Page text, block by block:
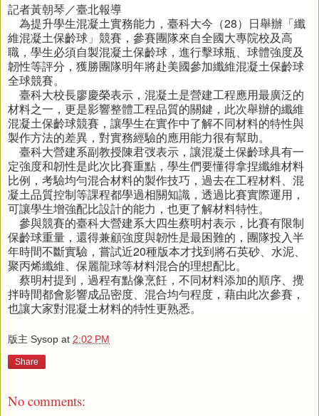
記者黃朝琴／臺北報導
為提升學生混凝土實務能力，臺科大今（28）日舉辦「纖
維混凝土保齡球」競賽，參賽團隊來自全國大專院校及高
職，學生必須自製混凝土保齡球，進行擊球瓶、球體強度及
韌性等評分，獲勝團隊明年將赴美國參加纖維混凝土保齡球
全球競賽。
臺科大校長廖慶榮表示，混凝土是營建工程應用最廣泛的
材料之一，更是影響整體工程品質的關鍵，此次舉辦的纖維
混凝土保齡球競賽，讓學生在實作中了解不同材料的特性與
製作方法的差異，對實務經驗的應用能力很有幫助。
臺科大營建系副教授陳君弢表示，讓混凝土保齡球具有一
定強度和韌性是此次比賽重點，學生們要懂得拿捏纖維材料
比例，考驗均勻混合材料的製作技巧，過去在工程材料、混
凝土品質控制等課程都學過相關知識，透過比賽實際運用，
可讓學生增強配比設計的能力，也更了解材料特性。
參與競賽的臺科大營建系大四生蔡明村表示，比賽有限制
保齡球重量，還得兼顧強度與韌性是最困難的，團隊投入半
年時間不斷實驗，嘗試近20種版本才找到將石英砂、水泥、
聚丙烯纖維、保麗龍球等材料混合的理想配比。
蔡明村提到，過程有點像烹飪，不同材料添加的順序、攪
拌時間都會影響成品密度、混合均勻程度，藉由此次參賽，
也讓大家對混凝土材料的特性更熟悉。
版主 Sysop at 2:02 PM
Share
No comments: